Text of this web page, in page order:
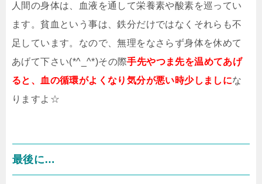
人間の身体は、血液を通して栄養素や酸素を巡ってい
ます。貧血という事は、鉄分だけではなくそれらも不
足しています。なので、無理をなさらず身体を休めて
あげて下さい(*^_^*)その際手先やつま先を温めてあげ
ると、血の循環がよくなり気分が悪い時少し ましにな
りますよ☆
最後に…